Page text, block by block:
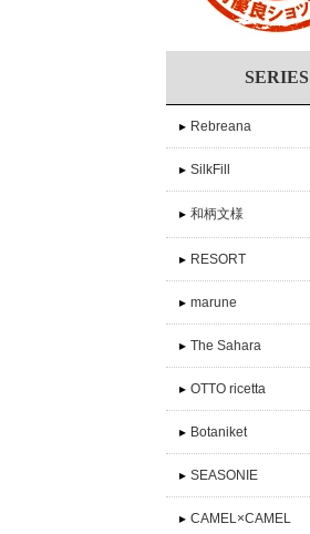
SERIES
▸ Rebreana
▸ SilkFill
▸ 和柄文様
▸ RESORT
▸ marune
▸ The Sahara
▸ OTTO ricetta
▸ Botaniket
▸ SEASONIE
▸ CAMEL×CAMEL